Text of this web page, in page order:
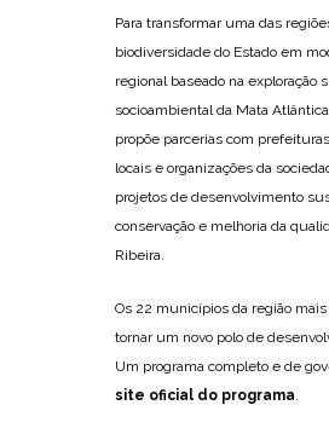
Para transformar uma das
biodiversidade do Estado em
regional baseado na exploração
socioambiental da Mata
propõe parcerias com
locais e organizações da
projetos de desenvolvimento
conservação e melhoria da
Ribeira.
Os 22 municípios da região
tornar um novo polo de
Um programa completo e de
site oficial do programa.